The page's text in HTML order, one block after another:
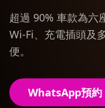
超過 90% 車款為六
Wi‑Fi、充電插頭及
便。
WhatsApp預約